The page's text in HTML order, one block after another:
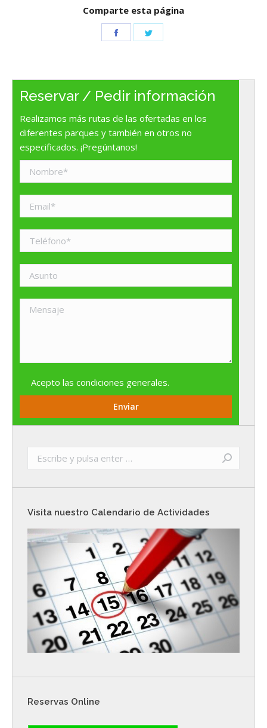
Comparte esta página
Share
Reservar / Pedir información
Realizamos más rutas de las ofertadas en los
diferentes parques y también en otros no
especificados. ¡Pregúntanos!
Acepto las condiciones generales.
Buscar:
Visita nuestro Calendario de Actividades
Reservas Online